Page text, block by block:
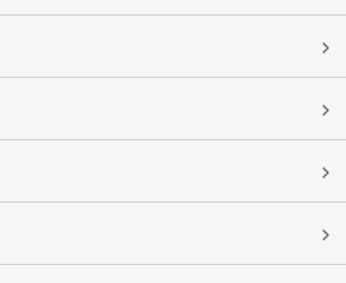
たしろ代謝内科クリニック
田代 未知 副院長 取材記事